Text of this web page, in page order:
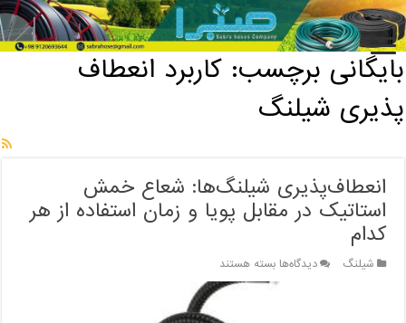
خانه / بایگانی برچسب: کاربرد انعطاف پذیری شیلنگ
بایگانی برچسب:کاربرد انعطاف
پذیری شیلنگ
انعطاف‌پذیری شیلنگ‌ها: شعاع خمش
استاتیک در مقابل پویا و زمان استفاده از هر
کدام
شیلنگ دیدگاه‌هابرای
انعطاف‌پذیری
بسته هستند